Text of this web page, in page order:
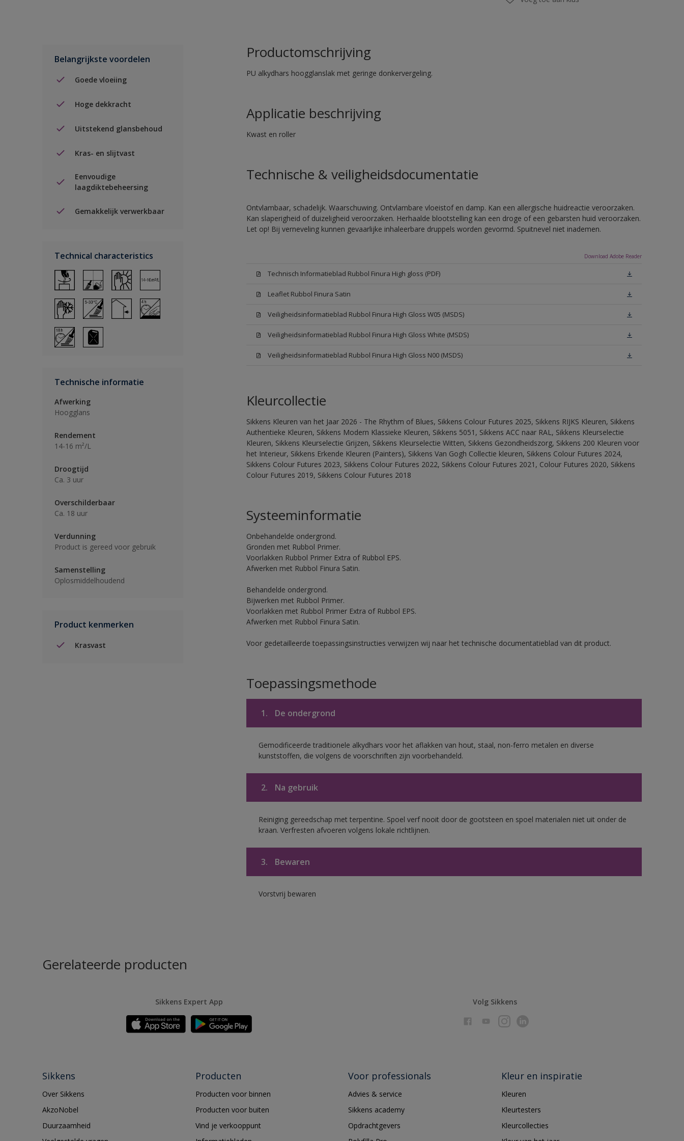
Belangrijkste voordelen
Goede vloeiing
Hoge dekkracht
Uitstekend glansbehoud
Kras- en slijtvast
Eenvoudige
laagdiktebeheersing
Gemakkelijk verwerkbaar
Technical characteristics
Technische informatie
Afwerking
Hoogglans
Rendement
14-16 m²/L
Droogtijd
Ca. 3 uur
Overschilderbaar
Ca. 18 uur
Verdunning
Product is gereed voor gebruik
Samenstelling
Oplosmiddelhoudend
Product kenmerken
Krasvast
Productomschrijving
PU alkydhars hoogglanslak met geringe donkervergeling.
Applicatie beschrijving
Kwast en roller
Technische & veiligheidsdocumentatie
Ontvlambaar, schadelijk. Waarschuwing. Ontvlambare vloeistof en damp. Kan een allergische huidreactie veroorzaken.
Kan slaperigheid of duizeligheid veroorzaken. Herhaalde blootstelling kan een droge of een gebarsten huid veroorzaken.
Let op! Bij verneveling kunnen gevaarlijke inhaleerbare druppels worden gevormd. Spuitnevel niet inademen.
Download Adobe Reader
Technisch Informatieblad Rubbol Finura High gloss (PDF)
Leaflet Rubbol Finura Satin
Veiligheidsinformatieblad Rubbol Finura High Gloss W05 (MSDS)
Veiligheidsinformatieblad Rubbol Finura High Gloss White (MSDS)
Veiligheidsinformatieblad Rubbol Finura High Gloss N00 (MSDS)
Kleurcollectie
Sikkens Kleuren van het Jaar 2026 - The Rhythm of Blues, Sikkens Colour Futures 2025, Sikkens RIJKS Kleuren, Sikkens
Authentieke Kleuren, Sikkens Modern Klassieke Kleuren, Sikkens 5051, Sikkens ACC naar RAL, Sikkens Kleurselectie
Kleuren, Sikkens Kleurselectie Grijzen, Sikkens Kleurselectie Witten, Sikkens Gezondheidszorg, Sikkens 200 Kleuren voor
het Interieur, Sikkens Erkende Kleuren (Painters), Sikkens Van Gogh Collectie kleuren, Sikkens Colour Futures 2024,
Sikkens Colour Futures 2023, Sikkens Colour Futures 2022, Sikkens Colour Futures 2021, Colour Futures 2020, Sikkens
Colour Futures 2019, Sikkens Colour Futures 2018
Systeeminformatie
Onbehandelde ondergrond.
Gronden met Rubbol Primer.
Voorlakken Rubbol Primer Extra of Rubbol EPS.
Afwerken met Rubbol Finura Satin.
Behandelde ondergrond.
Bijwerken met Rubbol Primer.
Voorlakken met Rubbol Primer Extra of Rubbol EPS.
Afwerken met Rubbol Finura Satin.
Voor gedetailleerde toepassingsinstructies verwijzen wij naar het technische documentatieblad van dit product.
Toepassingsmethode
1. De ondergrond
Gemodificeerde traditionele alkydhars voor het aflakken van hout, staal, non-ferro metalen en diverse
kunststoffen, die volgens de voorschriften zijn voorbehandeld.
2. Na gebruik
Reiniging gereedschap met terpentine. Spoel verf nooit door de gootsteen en spoel materialen niet uit onder de
kraan. Verfresten afvoeren volgens lokale richtlijnen.
3. Bewaren
Vorstvrij bewaren
Gerelateerde producten
Sikkens Expert App Volg Sikkens
Sikkens
Over Sikkens
AkzoNobel
Duurzaamheid
Producten
Producten voor binnen
Producten voor buiten
Vind je verkooppunt
Voor professionals
Advies & service
Sikkens academy
Opdrachtgevers
Kleur en inspiratie
Kleuren
Kleurtesters
Kleurcollecties